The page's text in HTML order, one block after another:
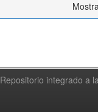
Repositorio integrado a